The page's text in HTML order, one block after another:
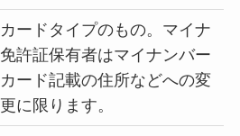
カードタイプのもの。マイナ
免許証保有者はマイナンバー
カード記載の住所などへの変
更に限ります。